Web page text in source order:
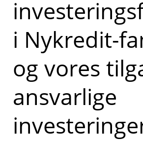
i Nykredit-
og vores
ansvarlige